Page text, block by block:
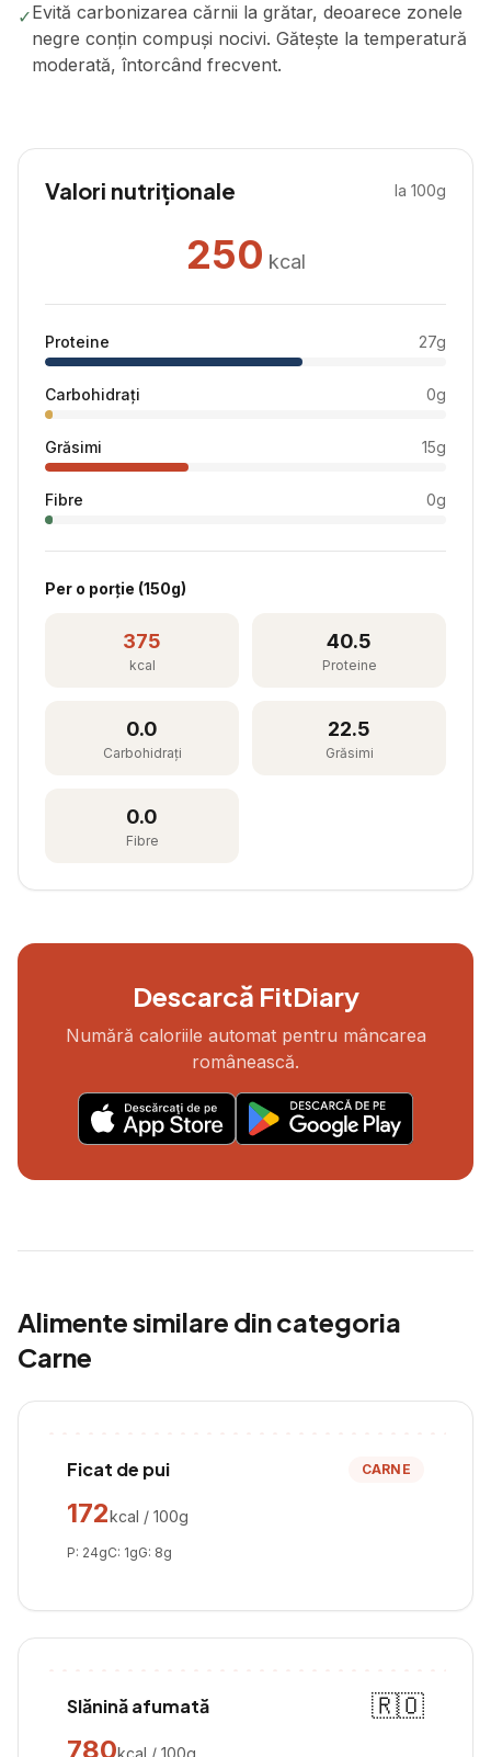
✓Evită carbonizarea cărnii la grătar, deoarece zonele
negre conțin compuși nocivi. Gătește la temperatură
moderată, întorcând frecvent.
Valori nutriționale la 100g
250 kcal
Proteine 27g
Carbohidrați 0g
Grăsimi 15g
Fibre 0g
Per o porție (150g)
375
kcal
40.5
Proteine
0.0
Carbohidrați
22.5
Grăsimi
0.0
Fibre
Descarcă FitDiary
Numără caloriile automat pentru mâncarea
românească.
Alimente similare din categoria
Carne
Ficat de pui CARNE
172kcal / 100g
P: 24gC: 1gG: 8g
Slănină afumată
🇷🇴
780kcal / 100g